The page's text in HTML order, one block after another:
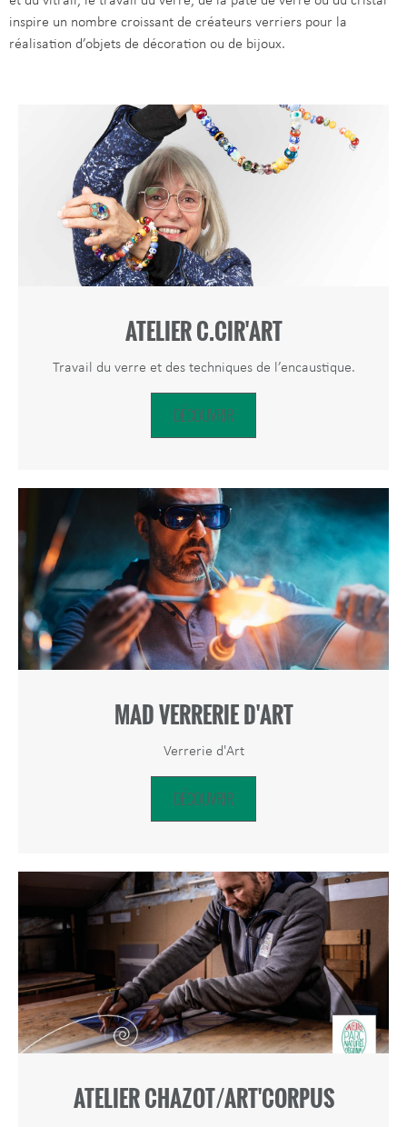
inspire un nombre croissant de créateurs verriers pour la
réalisation d’objets de décoration ou de bijoux.
ATELIER C.CIR'ART
Travail du verre et des techniques de l’encaustique.
DÉCOUVRIR
MAD VERRERIE D'ART
Verrerie d'Art
DÉCOUVRIR
ATELIER CHAZOT/ART'CORPUS